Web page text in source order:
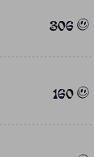
306
160